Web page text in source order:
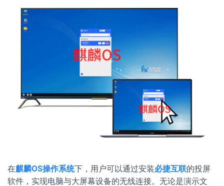
在麒麟OS操作系统下，用户可以通过安装必捷互联的投屏
软件，实现电脑与大屏幕设备的无线连接。无论是演示文